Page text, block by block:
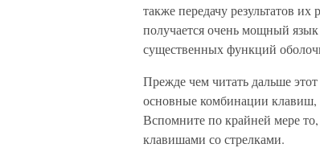
также передачу результатов
получается очень мощный
существенных функций
Прежде чем читать дальше
основные комбинации клавиш,
Вспомните по крайней мере то,
клавишами со стрелками.